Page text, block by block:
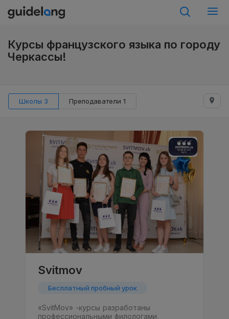
Курсы французского языка по городу
Черкассы!
Школы 3 Преподаватели 1
Svitmov
Бесплатный пробный урок
«SvitMov» -курсы разработаны
профессиональными филологами,